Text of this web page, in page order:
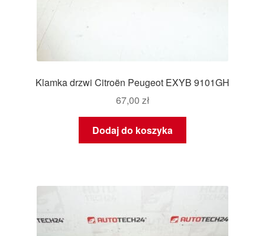
Klamka drzwi Citroën Peugeot EXYB 9101GH
67,00 zł
Dodaj do koszyka